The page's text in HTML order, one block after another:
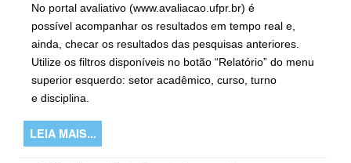
No portal avaliativo (www.avaliacao.ufpr.br) é
possível acompanhar os resultados em tempo real e,
ainda, checar os resultados das pesquisas anteriores.
Utilize os filtros disponíveis no botão “Relatório” do menu
superior esquerdo: setor acadêmico, curso, turno
e disciplina.
LEIA MAIS...